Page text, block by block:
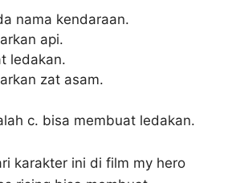
nama kendaraan.
api.
ledakan.
zat asam.
c. bisa membuat ledakan.
karakter ini di film my hero